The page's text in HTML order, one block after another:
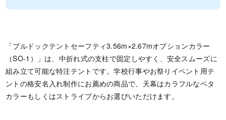
「ブルドックテントセーフティ3.56m×2.67mオプションカラー
（SO-1）」は、中折れ式の支柱で固定しやすく、安全スムーズに
組み立て可能な特注テントです。学校行事やお祭りイベント用テ
ントの格安名入れ制作にお薦めの商品で、天幕はカラフルなベタ
カラーもしくはストライプからお選びいただけます。